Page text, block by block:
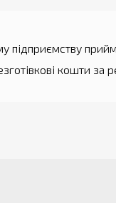
кошти за